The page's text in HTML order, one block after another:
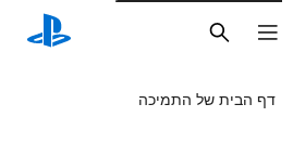
חיפוש
דף הבית של התמיכה